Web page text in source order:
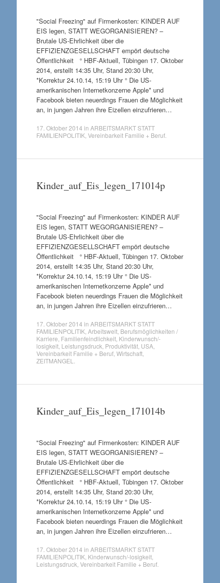
"Social Freezing" auf Firmenkosten: KINDER AUF
EIS legen, STATT WEGORGANISIEREN? –
Brutale US-Ehrlichkeit über die
EFFIZIENZGESELLSCHAFT empört deutsche
Öffentlichkeit ° HBF-Aktuell, Tübingen 17. Oktober
2014, erstellt 14:35 Uhr, Stand 20:30 Uhr,
*Korrektur 24.10.14, 15:19 Uhr ° Die US-
amerikanischen Internetkonzerne Apple* und
Facebook bieten neuerdings Frauen die Möglichkeit
an, in jungen Jahren ihre Eizellen einzufrieren…
17. Oktober 2014 in ARBEITSMARKT STATT
FAMILIENPOLITIK, Vereinbarkeit Familie + Beruf.
Kinder_auf_Eis_legen_171014p
"Social Freezing" auf Firmenkosten: KINDER AUF
EIS legen, STATT WEGORGANISIEREN? –
Brutale US-Ehrlichkeit über die
EFFIZIENZGESELLSCHAFT empört deutsche
Öffentlichkeit ° HBF-Aktuell, Tübingen 17. Oktober
2014, erstellt 14:35 Uhr, Stand 20:30 Uhr,
*Korrektur 24.10.14, 15:19 Uhr ° Die US-
amerikanischen Internetkonzerne Apple* und
Facebook bieten neuerdings Frauen die Möglichkeit
an, in jungen Jahren ihre Eizellen einzufrieren…
17. Oktober 2014 in ARBEITSMARKT STATT
FAMILIENPOLITIK, Arbeitswelt, Berufsmöglichkeiten /
Karriere Familienfeindlichkeit, Kinderwunsch/-
losigkeit, Leistungsdruck Produktivität, USA,
Vereinbarkeit Familie + Beruf, Wirtschaft,
ZEITMANGEL
Kinder_auf_Eis_legen_171014b
"Social Freezing" auf Firmenkosten: KINDER AUF
EIS legen, STATT WEGORGANISIEREN? –
Brutale US-Ehrlichkeit über die
EFFIZIENZGESELLSCHAFT empört deutsche
Öffentlichkeit ° HBF-Aktuell, Tübingen 17. Oktober
2014, erstellt 14:35 Uhr, Stand 20:30 Uhr,
*Korrektur 24.10.14, 15:19 Uhr ° Die US-
amerikanischen Internetkonzerne Apple* und
Facebook bieten neuerdings Frauen die Möglichkeit
an, in jungen Jahren ihre Eizellen einzufrieren…
17. Oktober 2014 in ARBEITSMARKT STATT
FAMILIENPOLITIK, Kinderwunsch/-losigkeit,
Leistungsdruck Vereinbarkeit Familie + Beruf.